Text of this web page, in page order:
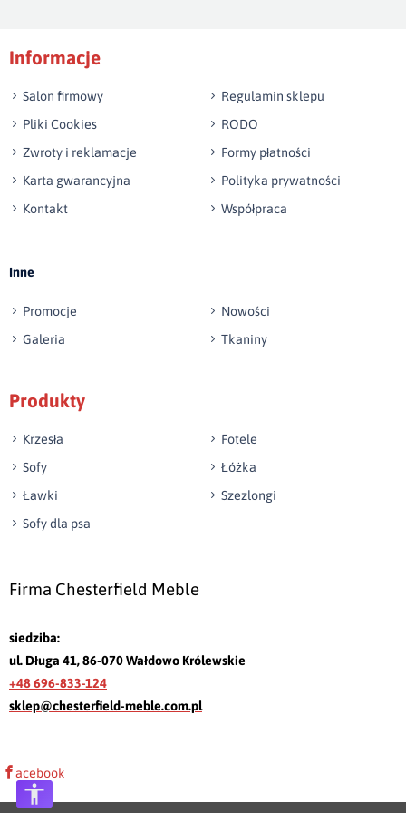
Wyślij opinię
Informacje
Salon firmowy
Regulamin sklepu
Pliki Cookies
RODO
Zwroty i reklamacje
Formy płatności
Karta gwarancyjna
Polityka prywatności
Kontakt
Współpraca
Inne
Promocje
Nowości
Galeria
Tkaniny
Produkty
Krzesła
Fotele
Sofy
Łóżka
Ławki
Szezlongi
Sofy dla psa
Firma Chesterfield Meble
siedziba:
ul. Długa 41, 86-070 Wałdowo Królewskie
+48 696-833-124
sklep@chesterfield-meble.com.pl
acebook